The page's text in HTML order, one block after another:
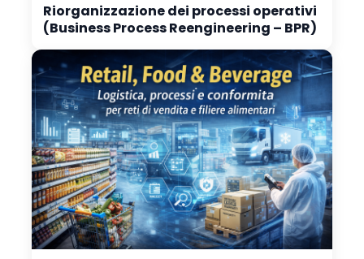
Riorganizzazione dei processi operativi
(Business Process Reengineering – BPR)